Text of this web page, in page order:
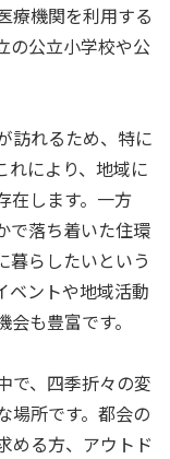
療機関を利用する
の公立小学校や公
訪れるため、特に
れにより、地域に
在します。一方
で落ち着いた住環
暮らしたいという
ベントや地域活動
も豊富です。
で、四季折々の変
場所です。都会の
める方、アウトド